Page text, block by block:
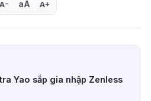
A− aA A+
Yao sắp gia nhập Zenless